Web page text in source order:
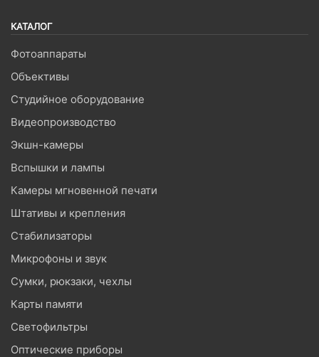
КАТАЛОГ
Фотоаппараты
Объективы
Студийное оборудование
Видеопроизводство
Экшн-камеры
Вспышки и лампы
Камеры мгновенной печати
Штативы и крепления
Стабилизаторы
Микрофоны и звук
Сумки, рюкзаки, чехлы
Карты памяти
Светофильтры
Оптические приборы